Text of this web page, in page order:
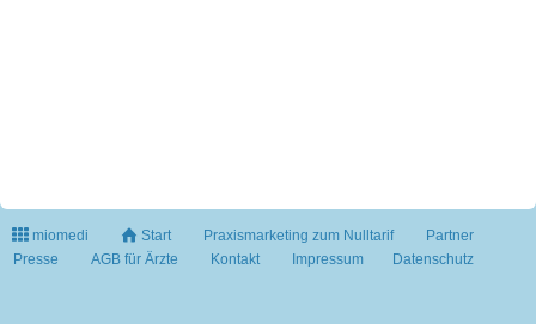
miomedi Start Praxismarketing zum Nulltarif
Partner
Presse
AGB für Ärzte Kontakt Impressum Datenschutz